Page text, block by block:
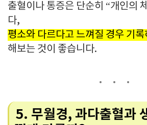
출혈이나 통증은 단순히 “개인의
다,
평소와 다르다고 느껴질 경우 기
해보는 것이 좋습니다.
5. 무월경, 과다출혈과